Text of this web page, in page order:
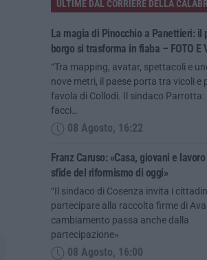
ULTIME DAL CORRIERE DELLA
La magia di Pinocchio a Panettieri: il
borgo si trasforma in fiaba – FOTO E
“Tra mapping, avatar, spettacoli e
nove metri, il paese porta tra vicoli e
favola di Collodi. Il sindaco Parrotta:
facci…
08 Agosto, 16:22
Franz Caruso: «Casa, giovani e
sfide del riformismo di oggi»
“Il sindaco di Cosenza invita i
partecipare alla raccolta firme di
cambiamento passa anche dalla
partecipazione»
08 Agosto, 16:00